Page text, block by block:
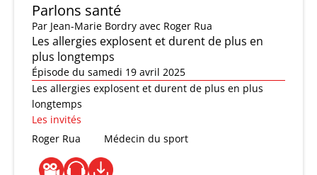
Parlons santé
Par Jean-Marie Bordry avec Roger Rua
Les allergies explosent et durent de plus en
plus longtemps
Épisode du samedi 19 avril 2025
Les allergies explosent et durent de plus en plus
longtemps
Les invités
Roger Rua
Médecin du sport